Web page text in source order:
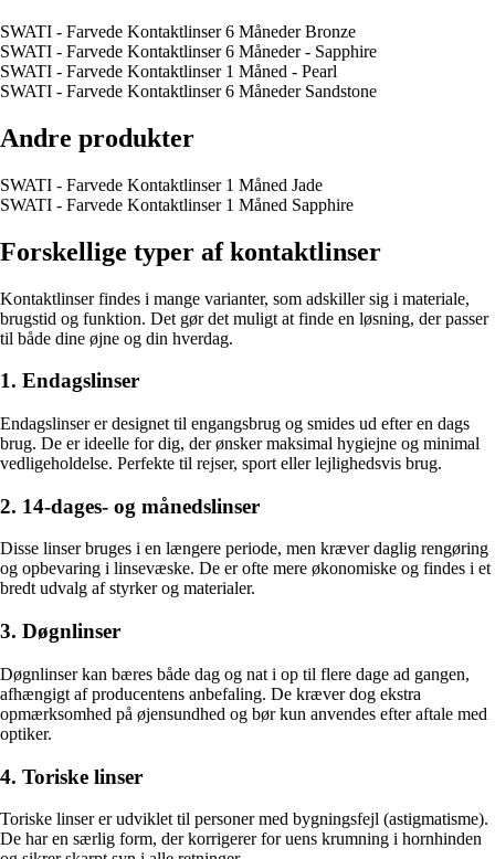
SWATI - Farvede Kontaktlinser 6 Måneder Bronze
SWATI - Farvede Kontaktlinser 6 Måneder - Sapphire
SWATI - Farvede Kontaktlinser 1 Måned - Pearl
SWATI - Farvede Kontaktlinser 6 Måneder Sandstone
Andre produkter
SWATI - Farvede Kontaktlinser 1 Måned Jade
SWATI - Farvede Kontaktlinser 1 Måned Sapphire
Forskellige typer af kontaktlinser
Kontaktlinser findes i mange varianter, som adskiller sig i materiale,
brugstid og funktion. Det gør det muligt at finde en løsning, der passer
til både dine øjne og din hverdag.
1. Endagslinser
Endagslinser er designet til engangsbrug og smides ud efter en dags
brug. De er ideelle for dig, der ønsker maksimal hygiejne og minimal
vedligeholdelse. Perfekte til rejser, sport eller lejlighedsvis brug.
2. 14-dages- og månedslinser
Disse linser bruges i en længere periode, men kræver daglig rengøring
og opbevaring i linsevæske. De er ofte mere økonomiske og findes i et
bredt udvalg af styrker og materialer.
3. Døgnlinser
Døgnlinser kan bæres både dag og nat i op til flere dage ad gangen,
afhængigt af producentens anbefaling. De kræver dog ekstra
opmærksomhed på øjensundhed og bør kun anvendes efter aftale med
optiker.
4. Toriske linser
Toriske linser er udviklet til personer med bygningsfejl (astigmatisme).
De har en særlig form, der korrigerer for uens krumning i hornhinden